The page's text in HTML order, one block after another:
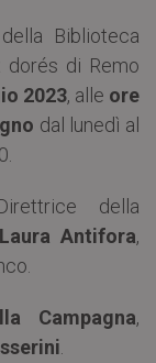
Biblioteca
dorés di Remo
2023, alle ore
dal lunedì al
della
Laura Antifora,
Campagna,